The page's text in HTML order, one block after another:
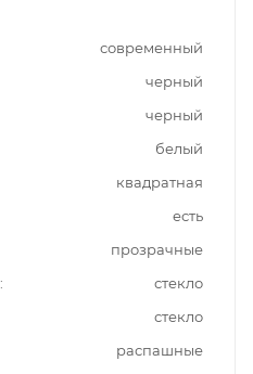
современный
черный
черный
белый
квадратная
есть
прозрачные
стекло
стекло
распашные